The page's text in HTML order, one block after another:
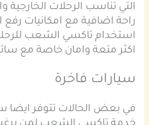
التي تناسب الرحلات الخارجية
راحة اضافية مع امكانيات
استخدام تاكسي الشعب
اكثر متعة وامان خاصة مع
سيارات فاخرة
في بعض الحالات تتوفر ايضا